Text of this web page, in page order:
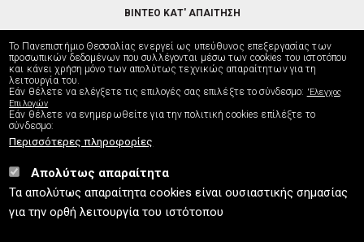
ΒΙΝΤΕΟ ΚΑΤ' ΑΠΑΙΤΗΣΗ
ΤΗΛΕΥΠΟΣΤΗΡΙΞΗ
ΔΙΕΥΘΥΝΣΗ ΜΗΧΑΝΟΡΓΑΝΩΣΗΣ
UTH.GR © 2026
(Επικοινωνία) Πολιτική Cookies
⚪
Πολιτική Απορρήτου⚪Δήλωση Προσβασιμότητας
Το Πανεπιστήμιο Θεσσαλίας ενεργεί ως υπεύθυνος επεξεργασίας των
προσωπικών δεδομένων που συλλέγονται μέσω των cookies του ιστοτόπου
και κάνει χρήση μόνο των απολύτως τεχνικώς απαραίτητων για τη
λειτουργία του.
Εάν θέλετε να ελέγξετε τις επιλογές σας επιλέξτε το σύνδεσμο: 'Ελεγχος
Επιλογών
Εάν θέλετε να ενημερωθείτε για την πολιτική cookies επίλέξτε το
σύνδεσμο:
Περισσότερες πληροφορίες
Απολύτως απαραίτητα
Τα απολύτως απαραίτητα cookies είναι ουσιαστικής σημασίας
για την ορθή λειτουργία του ιστότοπου